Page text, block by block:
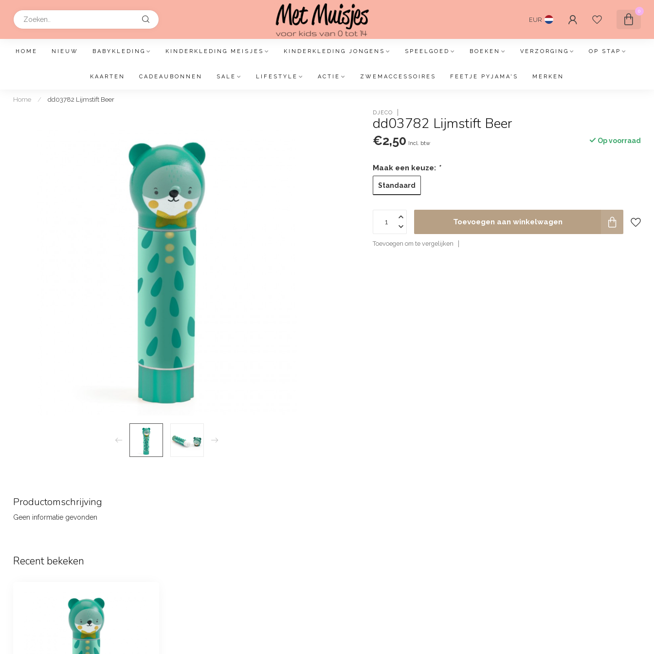
EUR
0
HOME NIEUW BABYKLEDING KINDERKLEDING MEISJES KINDERKLEDING JONGENS SPEELGOED BOEKEN VERZORGING OP STAP
KAARTEN CADEAUBONNEN SALE LIFESTYLE ACTIE ZWEMACCESSOIRES FEETJE PYJAMA'S MERKEN
Home / dd03782 Lijmstift Beer
DJECO
dd03782 Lijmstift Beer
€2,50 Incl. btw Op voorraad
Maak een keuze: *
Standaard
Toevoegen aan winkelwagen
Toevoegen om te vergelijken
Productomschrijving
Geen informatie gevonden
Recent bekeken